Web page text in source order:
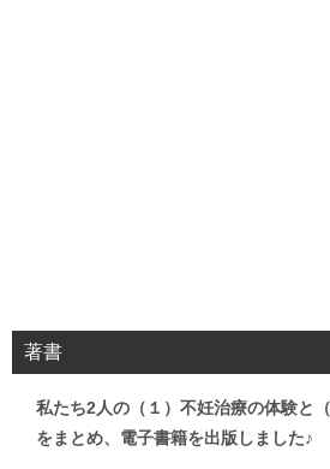
著書
私たち2人の（１）不妊治療の体験と
をまとめ、電子書籍を出版しました♪